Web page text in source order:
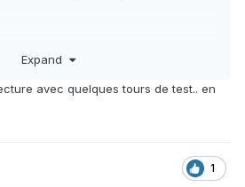
partout, ce qui est très bien
avec
Expand
avec quelques tours de test.. en
1